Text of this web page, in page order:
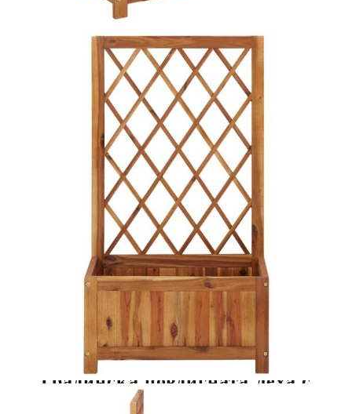
Сподели Tweet
Градинска повдигната леха с
решетка, акациева дървесина